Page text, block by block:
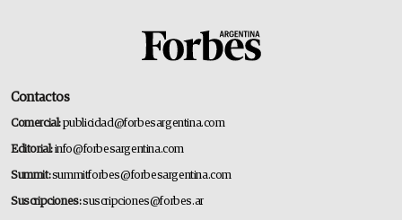
Contactos
Comercial:publicidad@forbesargentina.com
Editorial:info@forbesargentina.com
Summit:summitforbes@forbesargentina.com
Suscripciones:suscripciones@forbes.ar